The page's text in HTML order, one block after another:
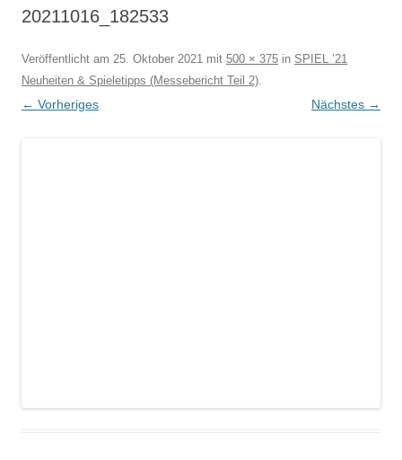
20211016_182533
Veröffentlicht am 25. Oktober 2021 mit 500 × 375 in SPIEL ’21
Neuheiten & Spieletipps (Messebericht Teil 2).
← Vorheriges Nächstes →